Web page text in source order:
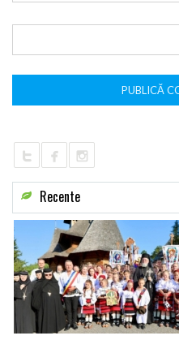
Recente